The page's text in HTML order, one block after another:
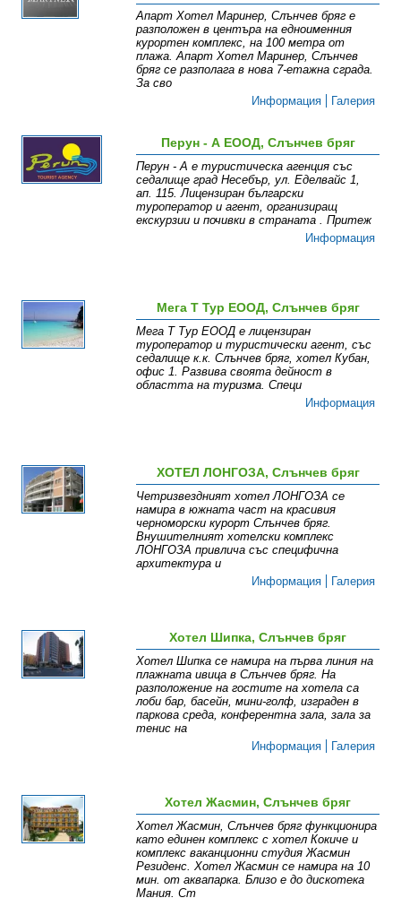
Апарт Хотел Маринер, Слънчев бряг е
разположен в центъра на едноименния
курортен комплекс, на 100 метра от
плажа. Апарт Хотел Маринер, Слънчев
бряг се разполага в нова 7-етажна сграда.
За сво
Информация
Галерия
Перун - А ЕООД, Слънчев бряг
Перун - А е туристическа агенция със
седалище град Несебър, ул. Еделвайс 1,
ап. 115. Лицензиран български
туроператор и агент, организиращ
екскурзии и почивки в страната . Притеж
Информация
Мега Т Тур ЕООД, Слънчев бряг
Мега Т Тур ЕООД е лицензиран
туроператор и туристически агент, със
седалище к.к. Слънчев бряг, хотел Кубан,
офис 1. Развива своята дейност в
областта на туризма. Специ
Информация
ХОТЕЛ ЛОНГОЗА, Слънчев бряг
Четризвездният хотел ЛОНГОЗА се
намира в южната част на красивия
черноморски курорт Слънчев бряг.
Внушителният хотелски комплекс
ЛОНГОЗА привлича със специфична
архитектура и
Информация
Галерия
Хотел Шипка, Слънчев бряг
Хотел Шипка се намира на първа линия на
плажната ивица в Слънчев бряг. На
разположение на гостите на хотела са
лоби бар, басейн, мини-голф, изграден в
паркова среда, конферентна зала, зала за
тенис на
Информация
Галерия
Хотел Жасмин, Слънчев бряг
Хотел Жасмин, Слънчев бряг функционира
като единен комплекс с хотел Кокиче и
комплекс ваканционни студия Жасмин
Резиденс. Хотел Жасмин се намира на 10
мин. от аквапарка. Близо е до дискотека
Мания. Ст